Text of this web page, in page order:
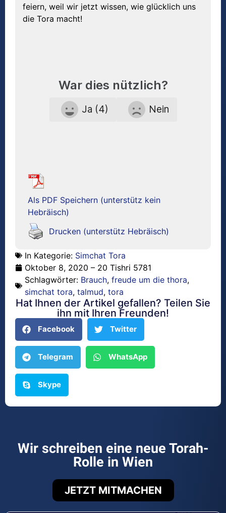
feiern, weil wir jetzt wissen, wie glücklich uns
die Tora macht!
War dies nützlich?
Ja (4) Nein
Als PDF Speichern (unterstütz kein
Hebräisch)
Drucken (unterstütz Hebräisch)
In Kategorie: Simchat Tora
Oktober 8, 2020 – 20 Tishri 5781
Schlagwörter: Brauch, freude um die thora,
simchat tora, talmud, tora
Hat Ihnen der Artikel gefallen? Teilen Sie
ihn mit Ihren Freunden!
Facebook Twitter
Telegram WhatsApp
Skype
Wir schreiben eine neue Torah-
Rolle in Wien
JETZT MITMACHEN